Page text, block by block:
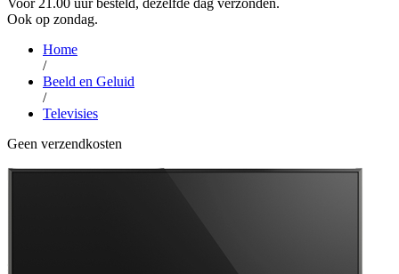
Voor 21.00 uur besteld, dezelfde dag verzonden.
Ook op zondag.
Home
/
Beeld en Geluid
/
Televisies
Geen verzendkosten